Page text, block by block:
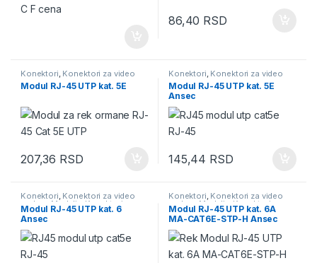
86,40 RSD
Konektori Konektori za video
nadzor, Moduli - Konektori,
Mrežna oprema, Rek ormani
Modul RJ-45 UTP kat. 5E
207,36 RSD
Konektori Konektori za video
nadzor, Moduli - Konektori,
Mrežna oprema, Rek ormani
Modul RJ-45 UTP kat. 5E
Ansec
145,44 RSD
Konektori, Konektori za video
nadzor, Moduli - Konektori
Mrežna oprema, Rek ormani
Modul RJ-45 UTP kat. 6
Ansec
Konektori, Konektori za video
nadzor, Moduli - Konektori,
Mrežna oprema, Rek ormani
Modul RJ-45 UTP kat. 6A
MA-CAT6E-STP-H Ansec